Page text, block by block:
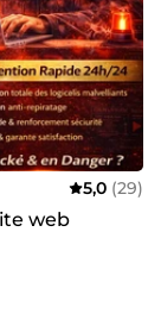
✔ Passion
digital 💬
pour un
votre
5,0 (29)
web